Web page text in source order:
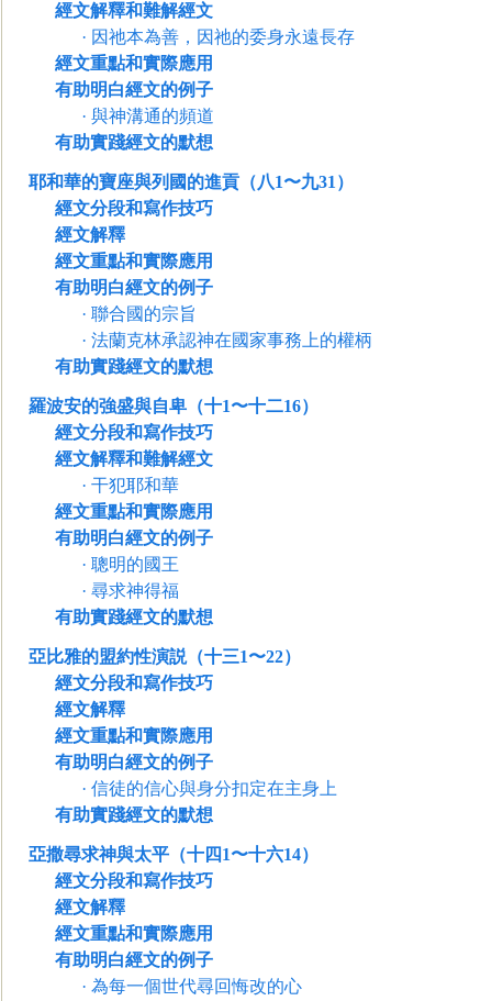
經文解釋和難解經文
· 因祂本為善，因祂的委身永遠長存
經文重點和實際應用
有助明白經文的例子
· 與神溝通的頻道
有助實踐經文的默想
耶和華的寶座與列國的進貢（八1〜九31）
經文分段和寫作技巧
經文解釋
經文重點和實際應用
有助明白經文的例子
· 聯合國的宗旨
· 法蘭克林承認神在國家事務上的權柄
有助實踐經文的默想
羅波安的強盛與自卑（十1〜十二16）
經文分段和寫作技巧
經文解釋和難解經文
· 干犯耶和華
經文重點和實際應用
有助明白經文的例子
· 聰明的國王
· 尋求神得福
有助實踐經文的默想
亞比雅的盟約性演説（十三1〜22）
經文分段和寫作技巧
經文解釋
經文重點和實際應用
有助明白經文的例子
· 信徒的信心與身分扣定在主身上
有助實踐經文的默想
亞撒尋求神與太平（十四1〜十六14）
經文分段和寫作技巧
經文解釋
經文重點和實際應用
有助明白經文的例子
· 為每一個世代尋回悔改的心